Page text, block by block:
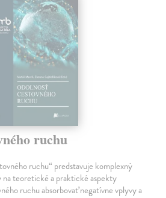
ruchu
ruchu“ predstavuje komplexný
na teoretické a praktické aspekty
ruchu absorbovať negatívne vplyvy a